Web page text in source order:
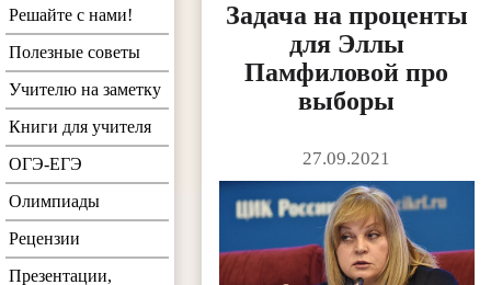
Задача на проценты
для Эллы
Памфиловой про
выборы
27.09.2021
Решайте с нами!
Полезные советы
Учителю на заметку
Книги для учителя
ОГЭ-ЕГЭ
Олимпиады
Рецензии
Презентации,